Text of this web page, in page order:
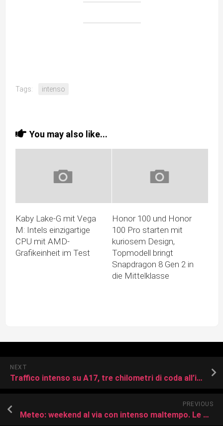
Tags: intenso
You may also like...
Kaby Lake-G mit Vega
M: Intels einzigartige
CPU mit AMD-
Grafikeinheit im Test
Honor 100 und Honor
100 Pro starten mit
kuriosem Design,
Topmodell bringt
Snapdragon 8 Gen 2 in
die Mittelklasse
NEXT
Traffico intenso su A17, tre chilometri di coda all’ingresso di Milano
PREVIOUS
Meteo: weekend al via con intenso maltempo. Le zone a rischio criticità